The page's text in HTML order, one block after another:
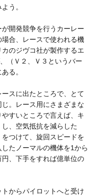
う。
開発競争を行うカーレー
合、レースで使われる機
のジヴコ社が製作するエ
（Ｖ２、Ｖ３というバー
る。
スに出たところで、とて
。レース用にさまざまな
すいところで言えば、キ
、空気抵抗を減らした
つけて、旋回スピードを
たノーマルの機体を1から
、下手をすれば億単位の
からパイロットへと受け